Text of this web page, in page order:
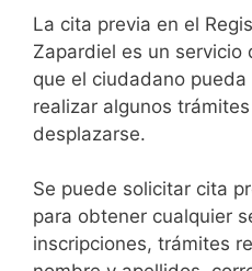
​​​​​​​​​​​​​​​​​​​​​​​​​​​​La cita previa en el
Zapardiel es un
que el ciudadano
realizar algunos
desplazarse.​
Se puede solicitar cita
para obtener cualquier
inscripciones, trámites